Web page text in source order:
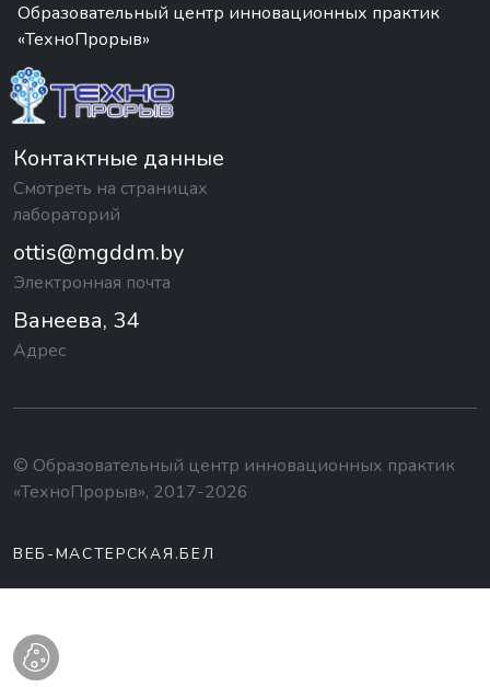
Образовательный центр инновационных практик
«ТехноПрорыв»
Контактные данные
Смотреть на страницах
лабораторий
ottis@mgddm.by
Электронная почта
Ванеева, 34
Адрес
© Образовательный центр инновационных практик
«ТехноПрорыв», 2017-2026
ВЕБ-МАСТЕРСКАЯ.БЕЛ